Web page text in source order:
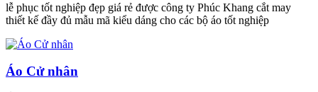
lễ phục tốt nghiệp đẹp giá rẻ được công ty Phúc Khang cắt may
thiết kế đầy đủ mẫu mã kiểu dáng cho các bộ áo tốt nghiệp
Áo Cử nhân